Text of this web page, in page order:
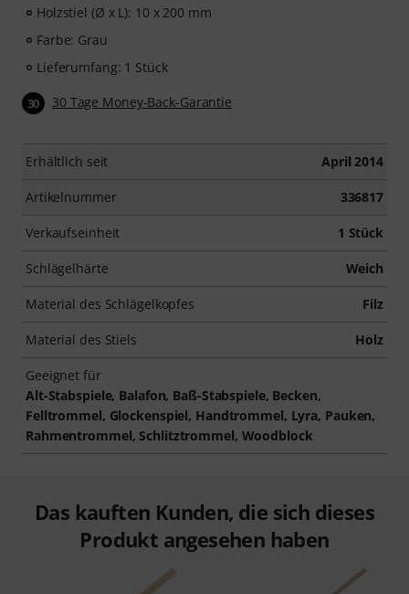
Holzstiel (Ø x L): 10 x 200 mm
Farbe: Grau
Lieferumfang: 1 Stück
30 30 Tage Money-Back-Garantie
Erhältlich seit April 2014
Artikelnummer 336817
Verkaufseinheit 1 Stück
Schlägelhärte Weich
Material des Schlägelkopfes Filz
Material des Stiels Holz
Geeignet für
Alt-Stabspiele, Balafon, Baß-Stabspiele, Becken,
Felltrommel, Glockenspiel, Handtrommel, Lyra, Pauken,
Rahmentrommel, Schlitztrommel, Woodblock
Das kauften Kunden, die sich dieses
Produkt angesehen haben